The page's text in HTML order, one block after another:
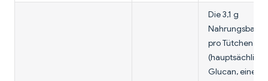
Die 3,1 g
pro Tütchen
(hauptsächlich
Glucan, eine